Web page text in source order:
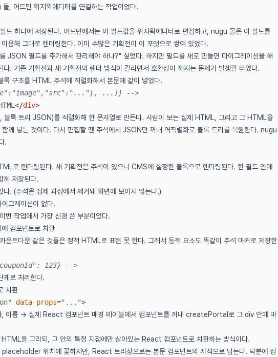
, 어드민 위지윅에디터를 연결하는 작업이었다.
드 하나에 저장된다. 어드민에서는 이 필드값을 위지윅에디터로 편집하고, nugu 몰은 이 필드를
이용해 그대로 렌더링한다. 이미 수많은 기획전이 이 포맷으로 쌓여 있었다.
JSON 필드를 추가해서 관리해야 하나?" 싶었다. 하지만 필드를 새로 만들면 마이그레이션을 해
. 기존 기획전과 새 기획전의 렌더 방식이 갈리면서 호환성이 깨지는 문제가 발생할 터였다.
록 구조를 HTML 주석에 직렬화해서 본문에 같이 넣었다.
...]} -->
div>
록 트리 JSON)를 직렬화해 한 문자열로 만든다. 사람이 보는 실제 HTML, 그리고 그 HTML을
께 넣는 것이다. 다시 편집할 땐 주석에서 JSON만 꺼내 역직렬화로 블록 트리를 복원한다. nugu
.
로 렌더링된다. 새 기획전은 주석이 있으니 CMS에 설정한 블록으로 렌더링된다. 한 필드 안에
께 저장된다.
. (주석은 정제 과정에서 제거돼 화면에 보이지 않는다.)
그레이션이 없다.
번 작업에서 가장 신경 쓴 부분이었다.
컴포넌트로 치환
운트다운 같은 것들은 정적 HTML로 표현 못 한다. 그래서 동적 요소도 똑같이 주석 마커로 저장한
123} -->
계로 처리한다.
치환
data-props="...">
이름 → 실제 React 컴포넌트 매핑 테이블에서 컴포넌트를 꺼내 createPortal로 그 div 안에 마
HTML을 그리되, 그 안의 특정 지점에만 살아있는 React 컴포넌트로 치환하는 방식이다.
위치에 꽂히지만, React 트리상으로는 본문 컴포넌트의 자식으로 남는다. 덕분에 정